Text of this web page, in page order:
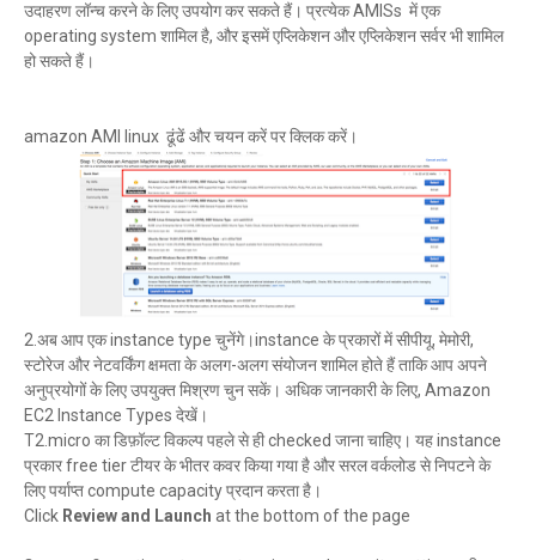
उदाहरण लॉन्च करने के लिए उपयोग कर सकते हैं। प्रत्येक AMISs में एक
operating system शामिल है, और इसमें एप्लिकेशन और एप्लिकेशन सर्वर भी शामिल
हो सकते हैं।
amazon AMI linux ढूंढें और चयन करें पर क्लिक करें।
2.अब आप एक instance type चुनेंगे।instance के प्रकारों में सीपीयू, मेमोरी,
स्टोरेज और नेटवर्किंग क्षमता के अलग-अलग संयोजन शामिल होते हैं ताकि आप अपने
अनुप्रयोगों के लिए उपयुक्त मिश्रण चुन सकें। अधिक जानकारी के लिए, Amazon
EC2 Instance Types देखें।
T2.micro का डिफ़ॉल्ट विकल्प पहले से ही checked जाना चाहिए। यह instance
प्रकार free tier टीयर के भीतर कवर किया गया है और सरल वर्कलोड से निपटने के
लिए पर्याप्त compute capacity प्रदान करता है।
Click Review and Launch at the bottom of the page